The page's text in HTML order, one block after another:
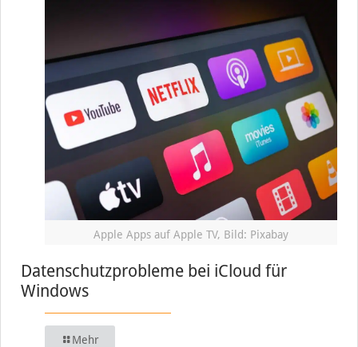
Apple Apps auf Apple TV, Bild: Pixabay
Datenschutzprobleme bei iCloud für
Windows
Mehr